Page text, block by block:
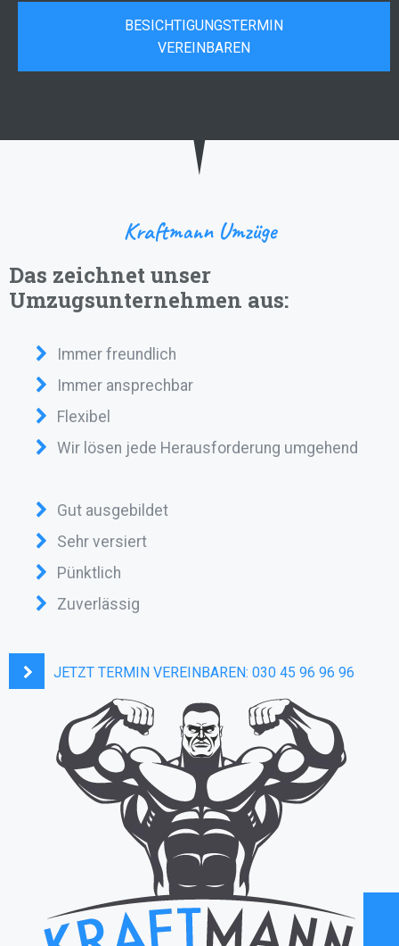
BESICHTIGUNGSTERMIN
VEREINBAREN
Kraftmann Umzüge
Das zeichnet unser
Umzugsunternehmen aus:
Immer freundlich
Immer ansprechbar
Flexibel
Wir lösen jede Herausforderung umgehend
Gut ausgebildet
Sehr versiert
Pünktlich
Zuverlässig
JETZT TERMIN VEREINBAREN: 030 45 96 96 96